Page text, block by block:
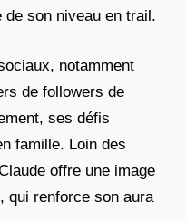
son niveau en trail.
notamment
de followers de
ses défis
famille. Loin des
offre une image
qui renforce son aura